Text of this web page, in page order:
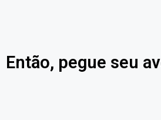
Então, pegue seu